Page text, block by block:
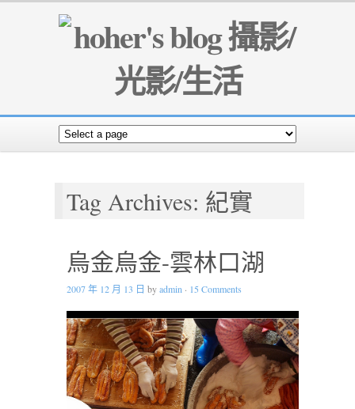
Tag Archives: 紀實
烏金烏金-雲林口湖
2007 年 12 月 13 日 byadmin · 15 Comments